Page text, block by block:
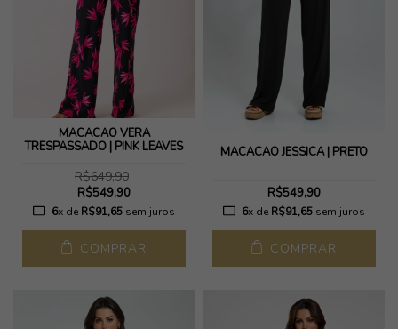
MACACAO VERA
TRESPASSADO | PINK LEAVES
R$649,90
R$549,90
6x de R$91,65sem juros
COMPRAR
MACACÃO JESSICA | PRETO
R$549,90
6x de R$91,65sem juros
COMPRAR